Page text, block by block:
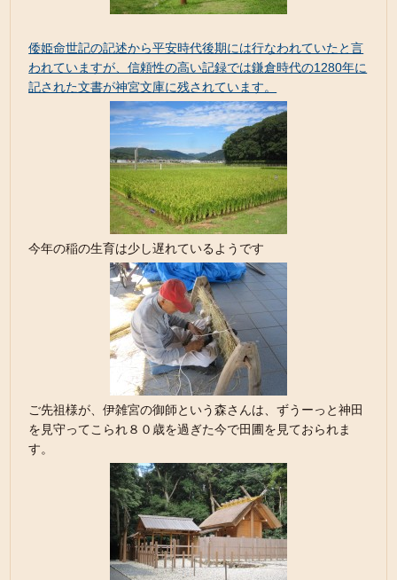
倭姫命世記の記述から平安時代後期には行なわれていたと言
われていますが、信頼性の高い記録では鎌倉時代の1280年に
記された文書が神宮文庫に残されています。
今年の稲の生育は少し遅れているようです
ご先祖様が、伊雑宮の御師という森さんは、ずうーっと神田
を見守ってこられ８０歳を過ぎた今で田圃を見ておられま
す。